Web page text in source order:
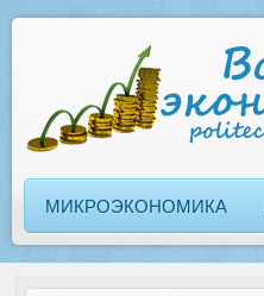
МИКРОЭКОНОМИКА